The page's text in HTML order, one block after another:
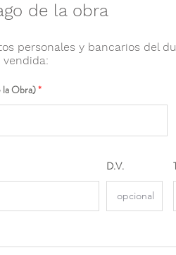
de la obra
personales y bancarios del
vendida:
la Obra)
D.V.